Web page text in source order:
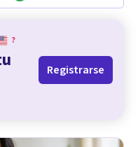
?
Registrarse